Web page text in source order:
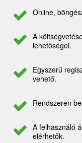
Online,
A
lehetőségei.
Egyszerű
vehető.
Rendszeren
A felhasználó
elérhetők.